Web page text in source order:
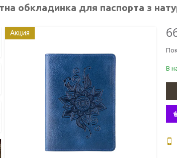
обкладинка для паспорта з
Акция
В